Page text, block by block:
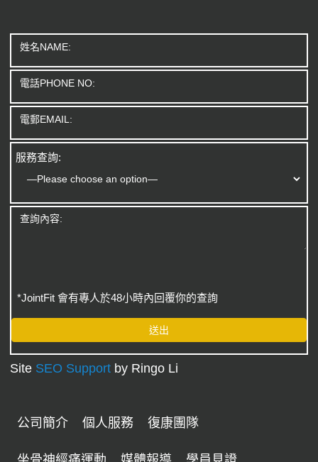
服務查詢:
*JointFit 會有專人於48小時內回覆你的查詢
Site SEO Support by Ringo Li
公司簡介 個人服務 復康團隊